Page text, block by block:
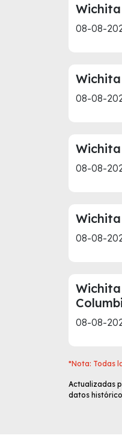
08-08-
08-08-
08-08-
08-08-
08-08-
*Nota: Todas
Actualizadas
datos